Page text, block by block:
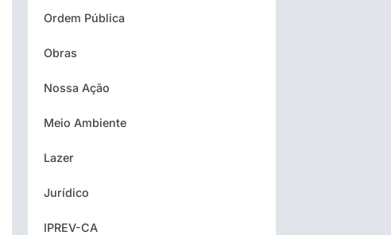
Ordem Pública
Obras
Nossa Ação
Meio Ambiente
Lazer
Jurídico
IPREV-CA